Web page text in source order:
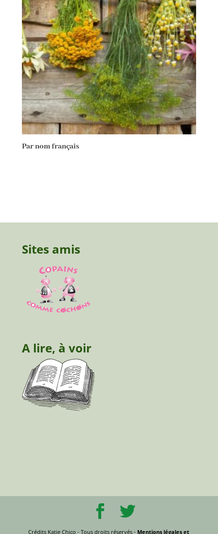
Par nom français
Sites amis
A lire, à voir
Crédits Katie Chico - Tous droits réservés - Mentions légales et